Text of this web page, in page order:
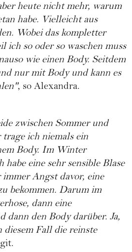
heute nicht mehr, warum
habe. Vielleicht aus
Wobei das kompletter
ich so oder so waschen muss
wie einen Body. Seitdem
nur mit Body und kann es
, so Alexandra.
zwischen Sommer und
ich niemals ein
Body. Im Winter
eine sehr sensible Blase
Angst davor, eine
bekommen. Darum im
dann eine
dann den Body darüber. Ja,
diesem Fall die reinste